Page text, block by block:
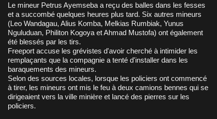
Le mineur Petrus Ayemseba a reçu des balles dans les fesses
et a succombé quelques heures plus tard. Six autres mineurs
(Leo Wandagau, Alius Komba, Melkias Rumbiak, Yunus
Nguluduan, Philiton Kogoya et Ahmad Mustofa) ont également
été blessés par les tirs.
Freeport accuse les grévistes d'avoir cherché à intimider les
remplaçants que la compagnie a tenté d'installer dans les
baraquements des mineurs.
Selon des sources locales, lorsque les policiers ont commencé
à tirer, les mineurs ont mis le feu à deux camions bennes qui se
dirigeaient vers la ville minière et lancé des pierres sur les
policiers.